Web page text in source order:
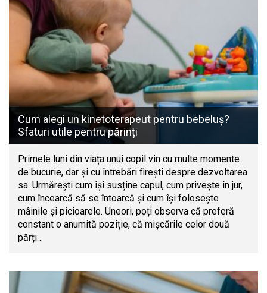
Cum alegi un kinetoterapeut pentru bebeluș?
Sfaturi utile pentru părinți
Primele luni din viața unui copil vin cu multe momente
de bucurie, dar și cu întrebări firești despre dezvoltarea
sa. Urmărești cum își susține capul, cum privește în jur,
cum încearcă să se întoarcă și cum își folosește
mâinile și picioarele. Uneori, poți observa că preferă
constant o anumită poziție, că mișcările celor două
părți…